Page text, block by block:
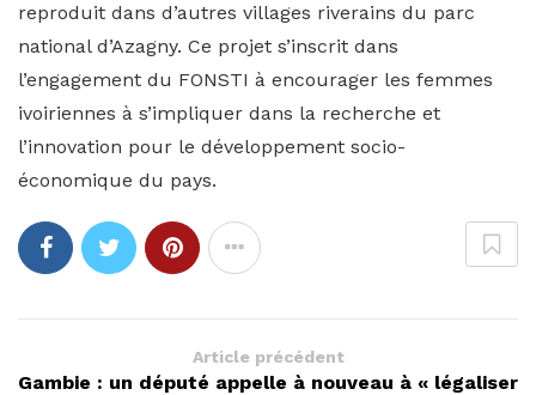
reproduit dans d’autres villages riverains du parc
national d’Azagny. Ce projet s’inscrit dans
l’engagement du FONSTI à encourager les femmes
ivoiriennes à s’impliquer dans la recherche et
l’innovation pour le développement socio-
économique du pays.
Article précédent
Gambie : un député appelle à nouveau à « légaliser